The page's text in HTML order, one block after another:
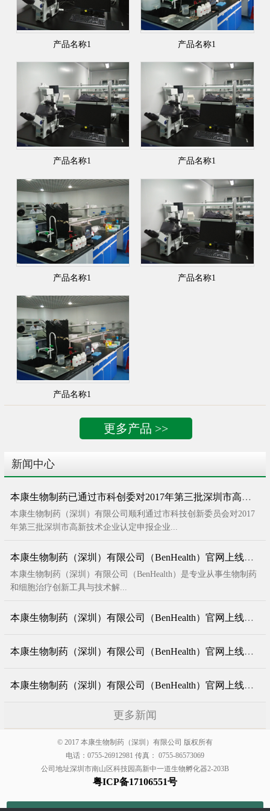
产品名称1 产品名称1
产品名称1 产品名称1
产品名称1 产品名称1
产品名称1
更多产品 >>
新闻中心
本康生物制药已通过市科创委对2017年第三批深圳市高新技术企业申报的评审
本康生物制药（深圳）有限公司顺利通过市科技创新委员会对2017
年第三批深圳市高新技术企业认定申报企业...
本康生物制药（深圳）有限公司（BenHealth）官网上线了！
本康生物制药（深圳）有限公司（BenHealth）是专业从事生物制药
和细胞治疗创新工具与技术解...
本康生物制药（深圳）有限公司（BenHealth）官网上线了！
本康生物制药（深圳）有限公司（BenHealth）官网上线了！
本康生物制药（深圳）有限公司（BenHealth）官网上线了！
更多新闻
© 2017 本康生物制药（深圳）有限公司 版权所有
电话：0755-26912981 传真： 0755-86573069
公司地址深圳市南山区科技园高新中一道生物孵化器2-203B
粤ICP备17106551号